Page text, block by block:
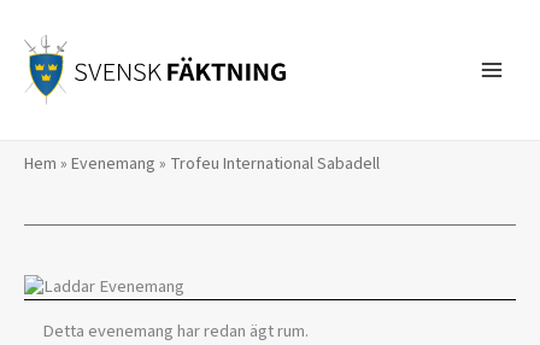
innehåll
Hem » Evenemang » Trofeu International Sabadell
Detta evenemang har redan ägt rum.